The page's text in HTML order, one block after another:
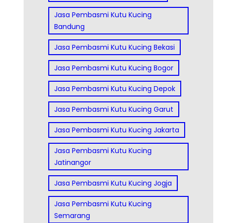
Jasa Pembasmi Kutu Kucing
Bandung
Jasa Pembasmi Kutu Kucing Bekasi
Jasa Pembasmi Kutu Kucing Bogor
Jasa Pembasmi Kutu Kucing Depok
Jasa Pembasmi Kutu Kucing Garut
Jasa Pembasmi Kutu Kucing Jakarta
Jasa Pembasmi Kutu Kucing
Jatinangor
Jasa Pembasmi Kutu Kucing Jogja
Jasa Pembasmi Kutu Kucing
Semarang